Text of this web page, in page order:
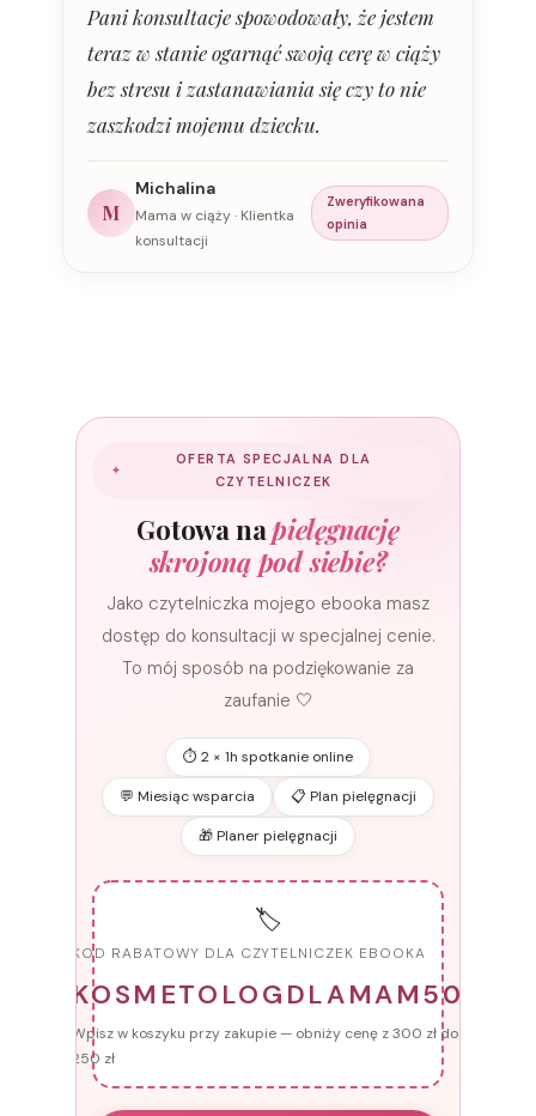
Pani konsultacje spowodowały, że jestem
teraz w stanie ogarnąć swoją cerę w ciąży
bez stresu i zastanawiania się czy to nie
zaszkodzi mojemu dziecku.
M
Michalina
Mama w ciąży · Klientka
konsultacji
Zweryfikowana
opinia
OFERTA SPECJALNA DLA
CZYTELNICZEK
Gotowa napielęgnację
skrojoną pod siebie?
Jako czytelniczka mojego ebooka masz
dostęp do konsultacji w specjalnej cenie.
To mój sposób na podziękowanie za
zaufanie 🤍
⏱ 2 × 1h spotkanie online
💬 Miesiąc wsparcia 📋 Plan pielęgnacji
🎁 Planer pielęgnacji
🏷️
KOD RABATOWY DLA CZYTELNICZEK EBOOKA
KOSMETOLOGDLAMAM50
Wpisz w koszyku przy zakupie — obniży cenę z 300 zł do
250 zł